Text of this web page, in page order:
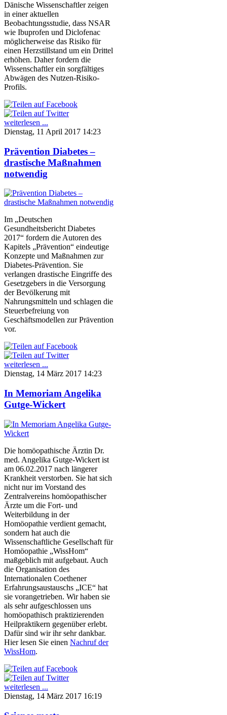
Dänische Wissenschaftler zeigen
in einer aktuellen
Beobachtungsstudie, dass NSAR
wie Ibuprofen und Diclofenac
möglicherweise das Risiko für
einen Herzstillstand um ein Drittel
erhöhen. Daher fordern die
Wissenschaftler ein sorgfältiges
Abwägen des Nutzen-Risiko-
Profils.
weiterlesen ...
Dienstag, 11 April 2017 14:23
Prävention Diabetes –
drastische Maßnahmen
notwendig
Im „Deutschen
Gesundheitsbericht Diabetes
2017“ fordern die Autoren des
Kapitels „Prävention“ eindeutige
Konzepte und Maßnahmen zur
Diabetes-Prävention. Sie
verlangen drastische Eingriffe des
Gesetzgebers in die Versorgung
der Bevölkerung mit
Nahrungsmitteln und schlagen die
Steuerbefreiung von
Geschäftsmodellen zur Prävention
vor.
weiterlesen ...
Dienstag, 14 März 2017 14:23
In Memoriam Angelika
Gutge-Wickert
Die homöopathische Ärztin Dr.
med. Angelika Gutge-Wickert ist
am 06.02.2017 nach längerer
Krankheit verstorben. Sie hat sich
nicht nur im Vorstand des
Zentralvereins homöopathischer
Ärzte um die Fort- und
Weiterbildung in der
Homöopathie verdient gemacht,
sondern hat auch die
Wissenschaftliche Gesellschaft für
Homöopathie „WissHom“
maßgeblich mit aufgebaut. Auch
die Organisation des
Internationalen Coethener
Erfahrungsaustauschs „ICE“ hat
sie vorangetrieben. Wir haben sie
als sehr aufgeschlossen uns
homöopathisch praktizierenden
Heilpraktikern gegenüber erlebt.
Dafür sind wir ihr sehr dankbar.
Hier lesen Sie einen Nachruf der
WissHom.
weiterlesen ...
Dienstag, 14 März 2017 16:19